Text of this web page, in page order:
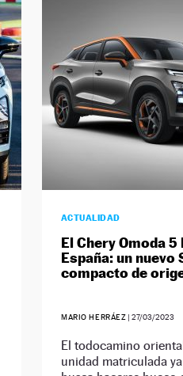
ACTUALIDAD
El Chery Omoda 5
España: un nuevo
compacto de
MARIO HERRÁEZ |27/03/2023
El todocamino
unidad matriculada